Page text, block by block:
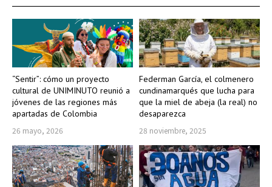
“Sentir”: cómo un proyecto
cultural de UNIMINUTO reunió a
jóvenes de las regiones más
apartadas de Colombia
26 mayo, 2026
Federman García, el colmenero
cundinamarqués que lucha para
que la miel de abeja (la real) no
desaparezca
28 noviembre, 2025